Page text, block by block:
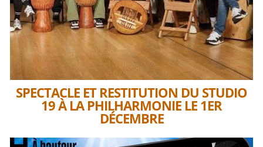
SPECTACLE ET RESTITUTION DU STUDIO
19 À LA PHILHARMONIE LE 1ER
DÉCEMBRE